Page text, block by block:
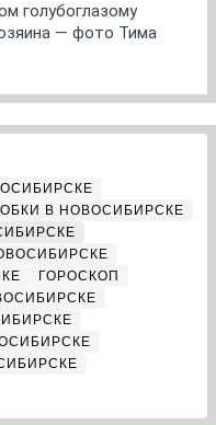
голубоглазому
— фото Тима
В НОВОСИБИРСКЕ
ГОРОСКОП